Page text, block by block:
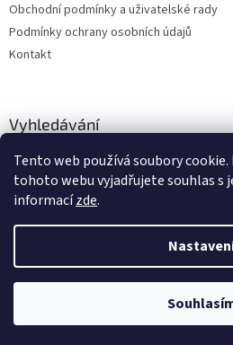
Tento web používá soubory
tohoto webu vyjadřujete souhlas s
informacízde.
Obchodní podmínky a uživatelské rady
Podmínky ochrany osobních údajů
Kontakt
Vyhledávání
Vytvořil
hitobchod.